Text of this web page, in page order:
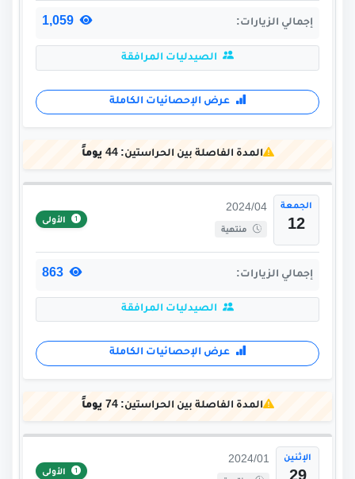
إجمالي الزيارات:
الصيدليات المرافقة
عرض الإحصائيات الكاملة
المدة الفاصلة بين الحراستين:44 يوماً
الجمعة
12
2024/04
منتهية
الأولى
إجمالي الزيارات:
الصيدليات المرافقة
عرض الإحصائيات الكاملة
المدة الفاصلة بين الحراستين:74 يوماً
الإثنين 2024/01
الأولى